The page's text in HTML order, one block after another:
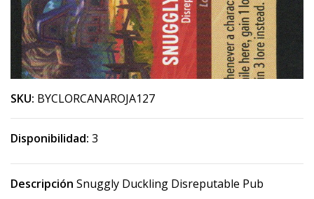
SKU: BYCLORCANAROJA127
Disponibilidad: 3
Descripción Snuggly Duckling Disreputable Pub